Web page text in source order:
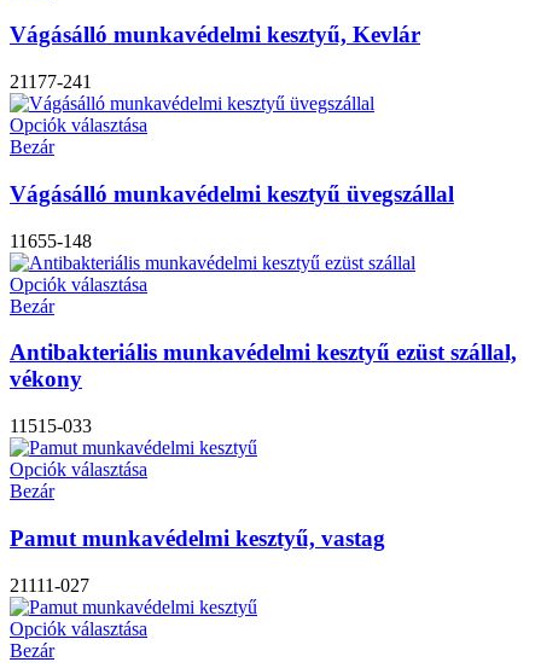
Vágásálló munkavédelmi kesztyű, Kevlár
21177-241
Opciók választása
Bezár
Vágásálló munkavédelmi kesztyű üvegszállal
11655-148
Opciók választása
Bezár
Antibakteriális munkavédelmi kesztyű ezüst szállal,
vékony
11515-033
Opciók választása
Bezár
Pamut munkavédelmi kesztyű, vastag
21111-027
Opciók választása
Bezár